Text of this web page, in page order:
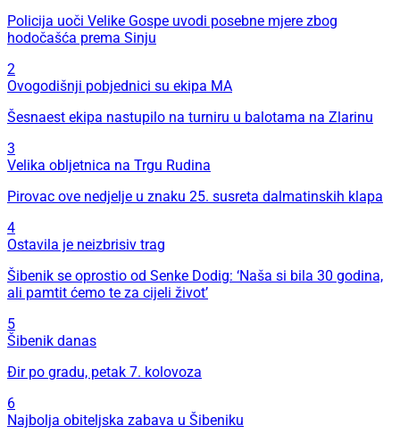
Policija uoči Velike Gospe uvodi posebne mjere zbog
hodočašća prema Sinju
2
Ovogodišnji pobjednici su ekipa MA
Šesnaest ekipa nastupilo na turniru u balotama na Zlarinu
3
Velika obljetnica na Trgu Rudina
Pirovac ove nedjelje u znaku 25. susreta dalmatinskih klapa
4
Ostavila je neizbrisiv trag
Šibenik se oprostio od Senke Dodig: ‘Naša si bila 30 godina,
ali pamtit ćemo te za cijeli život’
5
Šibenik danas
Đir po gradu, petak 7. kolovoza
6
Najbolja obiteljska zabava u Šibeniku